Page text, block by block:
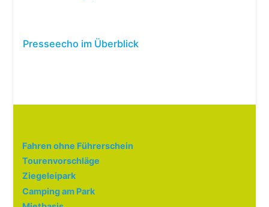
Presseecho im Überblick
Fahren ohne Führerschein
Tourenvorschläge
Ziegeleipark
Camping am Park